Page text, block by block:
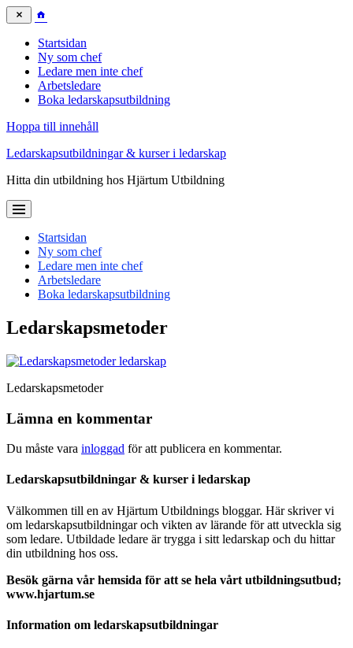
Startsidan
Ny som chef
Ledare men inte chef
Arbetsledare
Boka ledarskapsutbildning
Hoppa till innehåll
Ledarskapsutbildningar & kurser i ledarskap
Hitta din utbildning hos Hjärtum Utbildning
Startsidan
Ny som chef
Ledare men inte chef
Arbetsledare
Boka ledarskapsutbildning
Ledarskapsmetoder
Ledarskapsmetoder
Lämna en kommentar
Du måste vara inloggad för att publicera en kommentar.
Ledarskapsutbildningar & kurser i ledarskap
Välkommen till en av Hjärtum Utbildnings bloggar. Här skriver vi
om ledarskapsutbildningar och vikten av lärande för att utveckla sig
som ledare. Utbildade ledare är trygga i sitt ledarskap och du hittar
din utbildning hos oss.
Besök gärna vår hemsida för att se hela vårt utbildningsutbud;
www.hjartum.se
Information om ledarskapsutbildningar